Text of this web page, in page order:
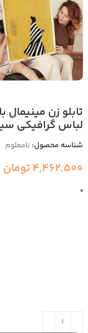
تابلو زن مینیمال
لباس گرافیکی
شناسه محصول: نامعلوم
4,462,500تومان